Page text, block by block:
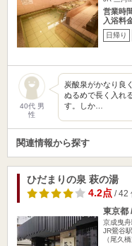
営業時
入浴料
日帰り
40代 男
性
炭酸泉がかなり良
ぬるめで長く入れ
す。しか…
関連情報から探す
ひだまりの泉 萩の湯
4.2点/ 42
東京都
京成曳
JR鶯谷
（尾久